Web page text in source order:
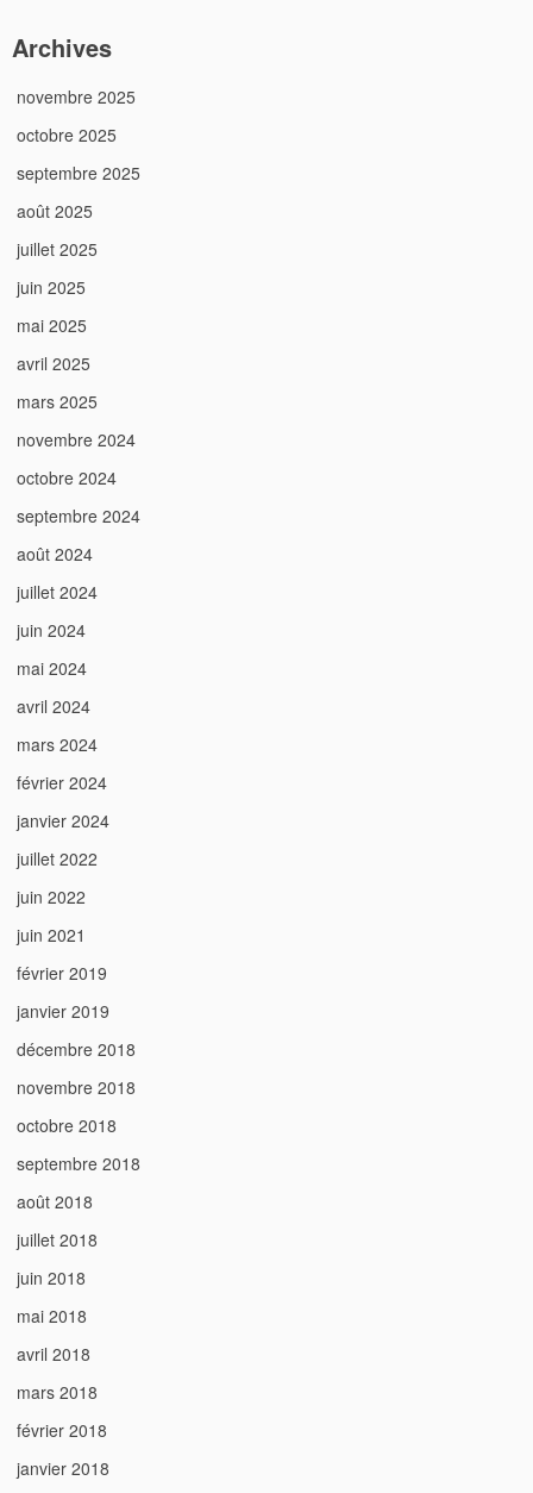
Archives
novembre 2025
octobre 2025
septembre 2025
août 2025
juillet 2025
juin 2025
mai 2025
avril 2025
mars 2025
novembre 2024
octobre 2024
septembre 2024
août 2024
juillet 2024
juin 2024
mai 2024
avril 2024
mars 2024
février 2024
janvier 2024
juillet 2022
juin 2022
juin 2021
février 2019
janvier 2019
décembre 2018
novembre 2018
octobre 2018
septembre 2018
août 2018
juillet 2018
juin 2018
mai 2018
avril 2018
mars 2018
février 2018
janvier 2018